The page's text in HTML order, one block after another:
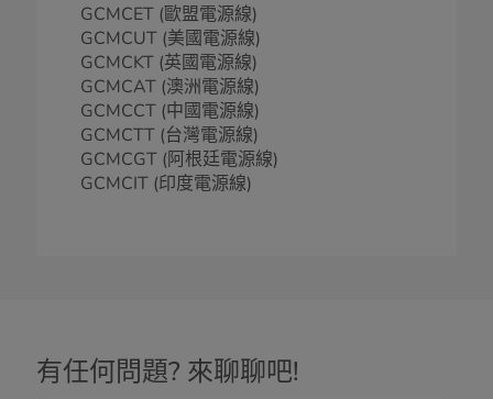
GCMCET (歐盟電源線)
GCMCUT (美國電源線)
GCMCKT (英國電源線)
GCMCAT (澳洲電源線)
GCMCCT (中國電源線)
GCMCTT (台灣電源線)
GCMCGT (阿根廷電源線)
GCMCIT (印度電源線)
有任何問題? 來聊聊吧!